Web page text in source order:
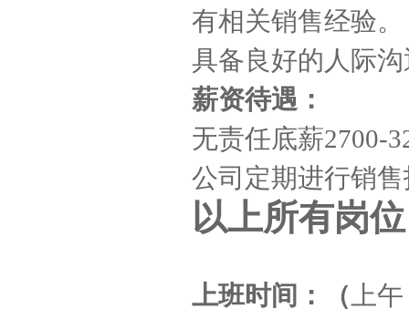
有相关销售经验。
具备良好的人际
薪资待遇：
无责任底薪2700-
公司定期进行销
以上所有岗
上班时间：（ 上